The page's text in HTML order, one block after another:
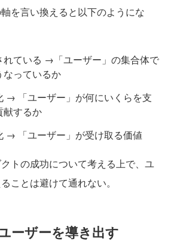
を言い換えると以下のようにな
れている →「ユーザー」の集合体で
なっているか
→ 「ユーザー」が何にいくらを支
献するか
→ 「ユーザー」が受け取る価値
トの成功について考える上で、ユ
ことは避けて通れない。
ーザーを導き出す